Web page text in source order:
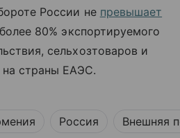
России не превышает
80% экспортируемого
сельхозтоваров и
на страны ЕАЭС.
Россия Внешняя